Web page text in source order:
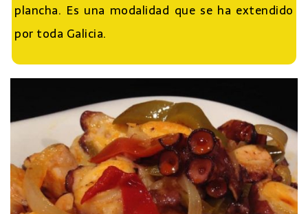
plancha. Es una modalidad que se ha extendido
por toda Galicia.